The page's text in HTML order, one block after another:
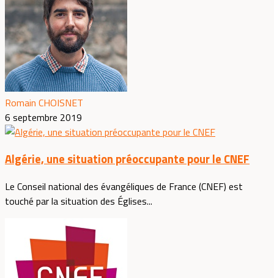
Romain CHOISNET
6 septembre 2019
Algérie, une situation préoccupante pour le CNEF
Le Conseil national des évangéliques de France (CNEF) est
touché par la situation des Églises...